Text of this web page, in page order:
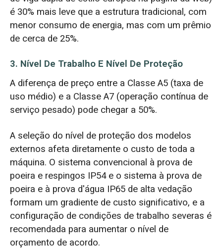
é 30% mais leve que a estrutura tradicional, com
menor consumo de energia, mas com um prêmio
de cerca de 25%.
3. Nível De Trabalho E Nível De Proteção
A diferença de preço entre a Classe A5 (taxa de
uso médio) e a Classe A7 (operação contínua de
serviço pesado) pode chegar a 50%.
A seleção do nível de proteção dos modelos
externos afeta diretamente o custo de toda a
máquina. O sistema convencional à prova de
poeira e respingos IP54 e o sistema à prova de
poeira e à prova d'água IP65 de alta vedação
formam um gradiente de custo significativo, e a
configuração de condições de trabalho severas é
recomendada para aumentar o nível de
orçamento de acordo.